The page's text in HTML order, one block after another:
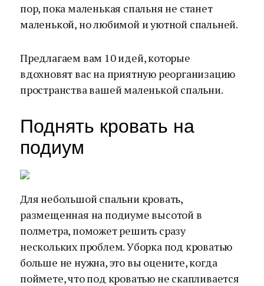
пор, пока маленькая спальня не станет
маленькой, но любимой и уютной спальней.
Предлагаем вам 10 идей, которые
вдохновят вас на приятную реорганизацию
пространства вашей маленькой спальни.
Поднять кровать на
подиум
Для небольшой спальни кровать,
размещенная на подиуме высотой в
полметра, поможет решить сразу
нескольких проблем. Уборка под кроватью
больше не нужна, это вы оцените, когда
поймете, что под кроватью не скапливается